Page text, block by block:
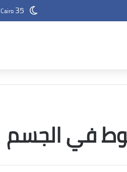
Cairo35
في الجسم